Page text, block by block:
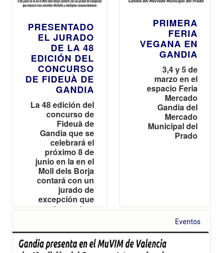
PRESENTADO
EL JURADO
DE LA 48
EDICIÓN DEL
CONCURSO
DE FIDEUÀ DE
GANDIA
La 48 edición del
concurso de
Fideuà de
Gandia que se
celebrará el
próximo 8 de
junio en la en el
Moll dels Borja
contará con un
jurado de
excepción que
atesora tres
múltiples
reconocimientos
PRIMERA
FERIA
VEGANA EN
GANDIA
3,4 y 5 de
marzo en el
espacio Feria
Mercado
Gandia del
Mercado
Municipal del
Prado
Eventos